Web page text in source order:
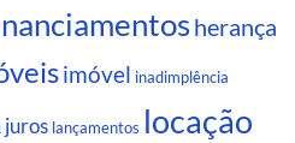
herança
imóvel inadimplência
juros lançamentos locação